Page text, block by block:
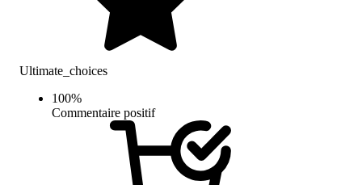
Ultimate_choices
100%
Commentaire positif